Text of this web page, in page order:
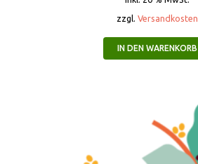
zzgl. Versandkosten
IN DEN WARENKORB